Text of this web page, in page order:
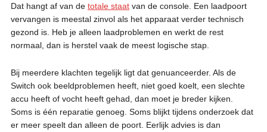
Dat hangt af van de totale staatvan de console. Een laadpoort
vervangen is meestal zinvol als het apparaat verder technisch
gezond is. Heb je alleen laadproblemen en werkt de rest
normaal, dan is herstel vaak de meest logische stap.
Bij meerdere klachten tegelijk ligt dat genuanceerder. Als de
Switch ook beeldproblemen heeft, niet goed koelt, een slechte
accu heeft of vocht heeft gehad, dan moet je breder kijken.
Soms is één reparatie genoeg. Soms blijkt tijdens onderzoek dat
er meer speelt dan alleen de poort. Eerlijk advies is dan